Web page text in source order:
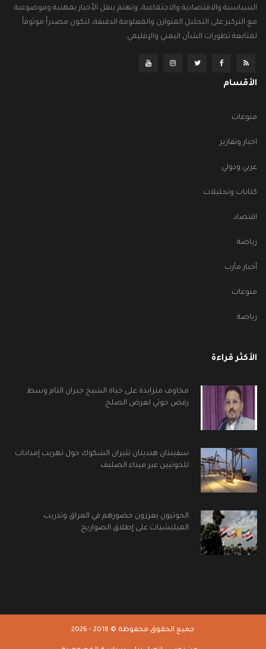
السياسية والاقتصادية والاجتماعية، وتهتم بنقل الأخبار بمهنية وموضوعية
مع التركيز على التحليل المتوازن والمعلومة الدقيقة، لتكون مصدراً موثوقاً
لمتابعة تطورات الشأن اليمني والإقليمي.
الأقسام
منوعات
اخبار وتقارير
عربي ودولي
كتابات وتحليلات
اقتصاد
رياضة
أخبار مأرب
منوعات
رياضة
الأكثر قراءة
مخاوف متزايدة على حياة الشيخ جبران التام وسط
رفض حوثي لعرض الصلح
سفينتان هنديتان تثيران الشكوك حول تهريب إمدادات
للحوثيين عبر ميناء الصليف
الحوثيون يعززون حضورهم في العراق وتدريب
الميليشيات على إطلاق الصواريخ
جميع الحقوق محفوظة © 2018 - 2026